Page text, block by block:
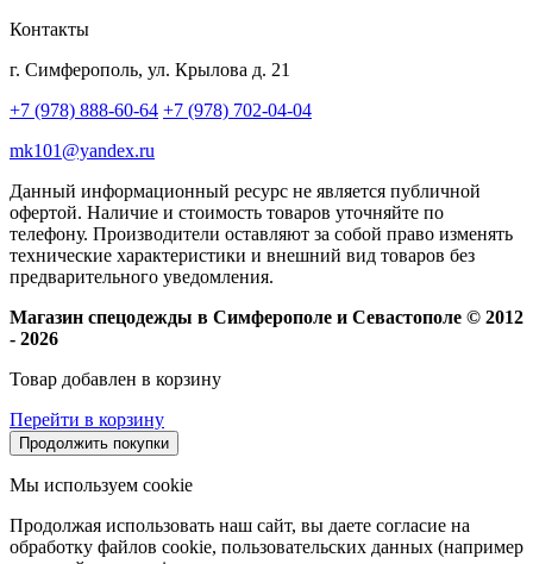
Контакты
г. Симферополь, ул. Крылова д. 21
+7 (978) 888-60-64 +7 (978) 702-04-04
mk101@yandex.ru
Данный информационный ресурс не является публичной
офертой. Наличие и стоимость товаров уточняйте по
телефону. Производители оставляют за собой право изменять
технические характеристики и внешний вид товаров без
предварительного уведомления.
Магазин спецодежды в Симферополе и Севастополе © 2012
- 2026
Товар добавлен в корзину
Перейти в корзину
Продолжить покупки
Мы используем cookie
Продолжая использовать наш сайт, вы даете согласие на
обработку файлов cookie, пользовательских данных (например